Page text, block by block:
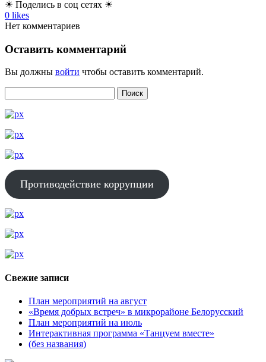
☀ Поделись в соц сетях ☀
0 likes
Нет комментариев
Оставить комментарий
Вы должны войти чтобы оставить комментарий.
Противодействие коррупции
Свежие записи
План мероприятий на август
«Время добрых встреч» в микрорайоне Белорусский
План мероприятий на июль
Интерактивная программа «Танцуем вместе»
(без названия)